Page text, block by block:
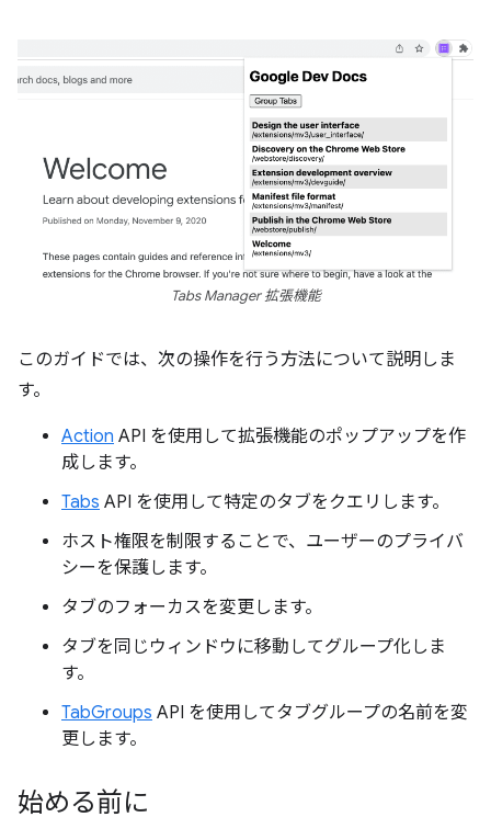
Tabs Manager 拡張機能
このガイドでは、次の操作を行う方法について説明しま
す。
Action API を使用して拡張機能のポップアップを作
成します。
Tabs API を使用して特定のタブをクエリします。
ホスト権限を制限することで、ユーザーのプライバ
シーを保護します。
タブのフォーカスを変更します。
タブを同じウィンドウに移動してグループ化しま
す。
TabGroups API を使用してタブグループの名前を変
更します。
始める前に